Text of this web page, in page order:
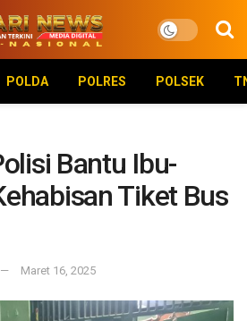
POLDA POLRES POLSEK
Bantu Ibu-
Tiket Bus
Maret 16, 2025